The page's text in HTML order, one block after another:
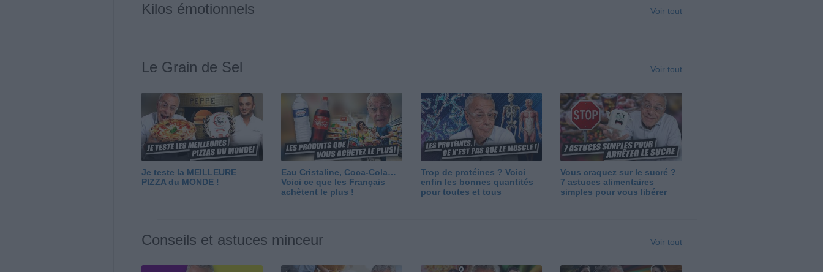
Kilos émotionnels Voir tout
Le Grain de Sel Voir tout
Je teste la MEILLEURE
PIZZA du MONDE !
Eau Cristaline, Coca-Cola…
Voici ce que les Français
achètent le plus !
Trop de protéines ? Voici
enfin les bonnes quantités
pour toutes et tous
Vous craquez sur le sucré ?
7 astuces alimentaires
simples pour vous libérer
Conseils et astuces minceur Voir tout